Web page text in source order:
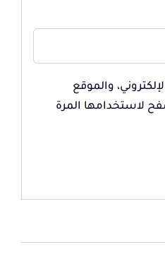
والموقع
لاستخدامها المرة